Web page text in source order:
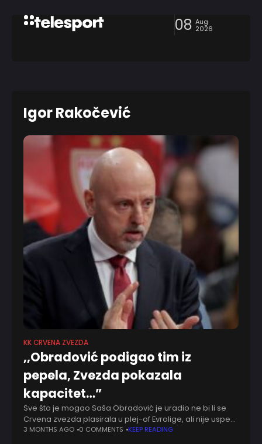
08 Aug
2026
Igor Rakočević
KK CRVENA ZVEZDA
,,Obradović podigao tim iz
pepela, Zvezda pokazala
kapacitet…”
Sve što je mogao Saša Obradović je uradio ne bi li se
Crvena zvezda plasirala u plej-of Evrolige, ali nije uspeo.
Sezona nije preterano uspešna, Igor Rakočević je u
3 MONTHS AGO 0 COMMENTS KEEP READING